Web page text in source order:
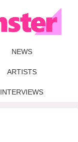
NEWS
ARTISTS
INTERVIEWS